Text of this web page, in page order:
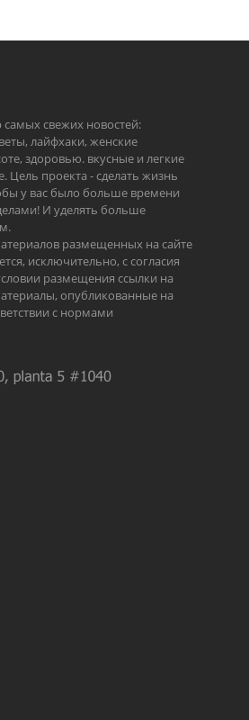
самых свежих новостей:
лайфхаки, женские
здоровью. вкусные и легкие
Цель проекта - сделать жизнь
у вас было больше времени
И уделять больше
размещенных на сайте
исключительно, с согласия
размещения ссылки на
опубликованные на
с нормами